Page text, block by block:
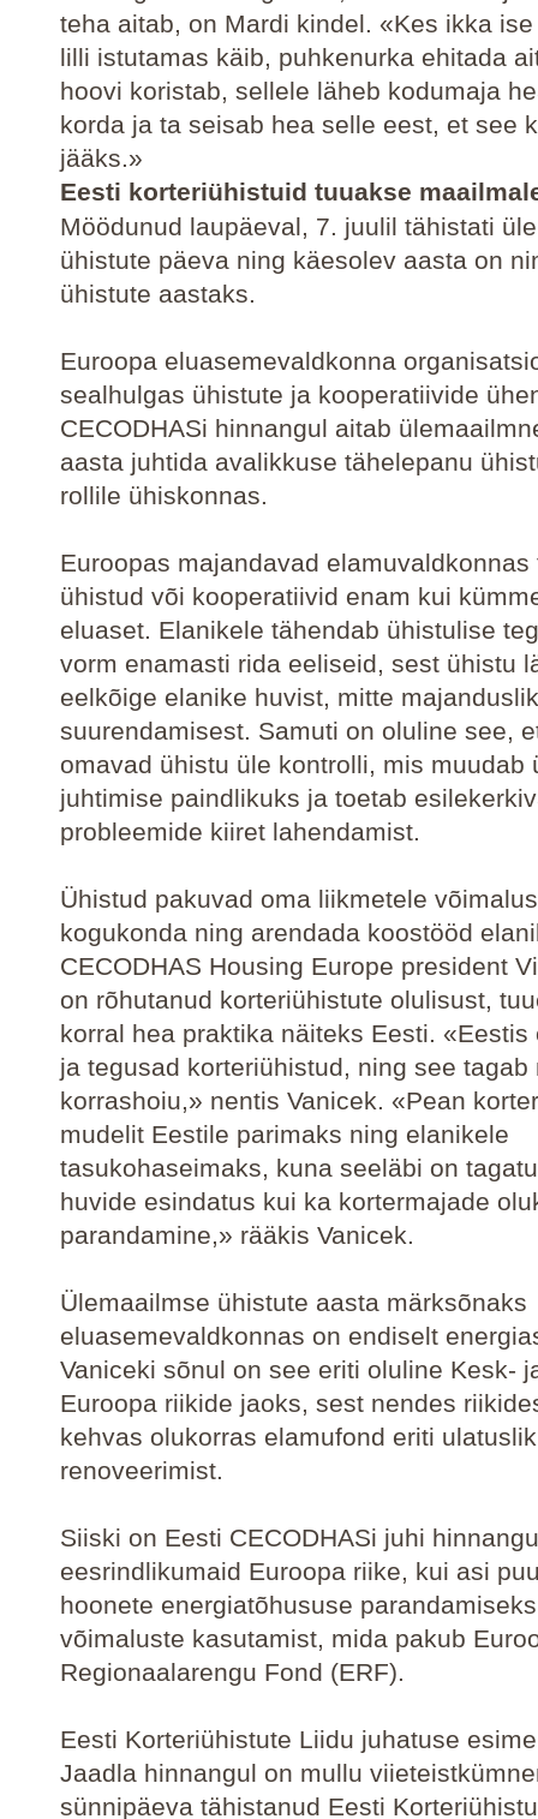
teha aitab, on Mardi kindel. «Kes ikka
lilli istutamas käib, puhkenurka ehitada
hoovi koristab, sellele läheb kodumaja
korda ja ta seisab hea selle eest, et see
jääks.»
Eesti korteriühistuid tuuakse
Möödunud laupäeval, 7. juulil tähistati
ühistute päeva ning käesolev aasta on
ühistute aastaks.
Euroopa eluasemevaldkonna
sealhulgas ühistute ja kooperatiivide
CECODHASi hinnangul aitab
aasta juhtida avalikkuse tähelepanu
rollile ühiskonnas.
Euroopas majandavad elamuvaldkonnas
ühistud või kooperatiivid enam kui
eluaset. Elanikele tähendab ühistulise
vorm enamasti rida eeliseid, sest ühistu
eelkõige elanike huvist, mitte
suurendamisest. Samuti on oluline see,
omavad ühistu üle kontrolli, mis muudab
juhtimise paindlikuks ja toetab
probleemide kiiret lahendamist.
Ühistud pakuvad oma liikmetele
kogukonda ning arendada koostööd
CECODHAS Housing Europe president
on rõhutanud korteriühistute olulisust,
korral hea praktika näiteks Eesti. «Eestis
ja tegusad korteriühistud, ning see tagab
korrashoiu,» nentis Vanicek. «Pean
mudelit Eestile parimaks ning elanikele
tasukohaseimaks, kuna seeläbi on
huvide esindatus kui ka kortermajade
parandamine,» rääkis Vanicek.
Ülemaailmse ühistute aasta märksõnaks
eluasemevaldkonnas on endiselt
Vaniceki sõnul on see eriti oluline Kesk-
Euroopa riikide jaoks, sest nendes
kehvas olukorras elamufond eriti
renoveerimist.
Siiski on Eesti CECODHASi juhi
eesrindlikumaid Euroopa riike, kui asi
hoonete energiatõhususe
võimaluste kasutamist, mida pakub
Regionaalarengu Fond (ERF).
Eesti Korteriühistute Liidu juhatuse
Jaadla hinnangul on mullu
sünnipäeva tähistanud Eesti